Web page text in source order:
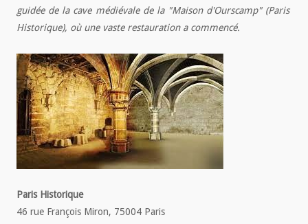
guidée de la cave médiévale de la "Maison d'Ourscamp" (Paris
Historique), où une vaste restauration a commencé.
Paris Historique
46 rue François Miron, 75004 Paris